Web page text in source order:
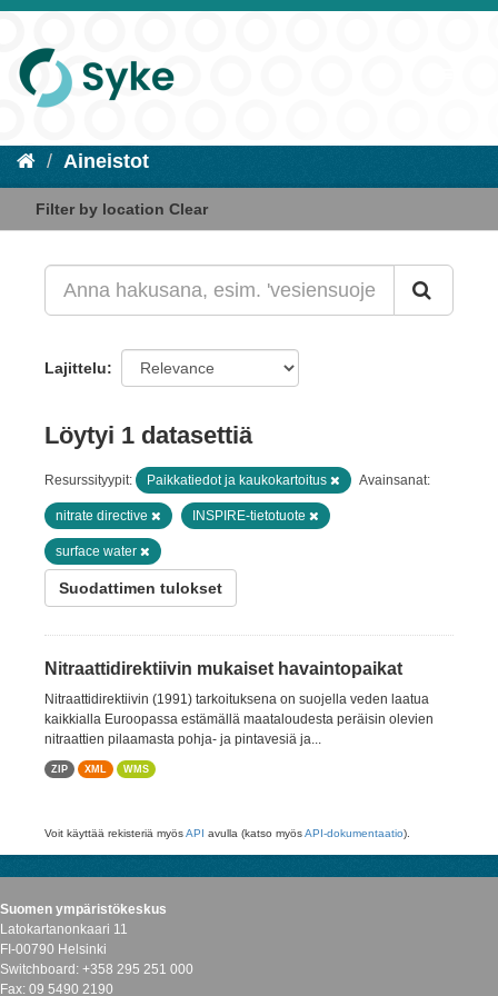
Aineistot
Filter by location Clear
Lajittelu
Löytyi 1 datasettiä
Resurssityypit: Paikkatiedot ja kaukokartoitus Avainsanat:
nitrate directive INSPIRE-tietotuote
surface water
Suodattimen tulokset
Nitraattidirektiivin mukaiset havaintopaikat
Nitraattidirektiivin (1991) tarkoituksena on suojella veden laatua
kaikkialla Euroopassa estämällä maataloudesta peräisin olevien
nitraattien pilaamasta pohja- ja pintavesiä ja...
ZIP XML WMS
Voit käyttää rekisteriä myösAPI avulla (katso myösAPI-dokumentaatio).
Suomen ympäristökeskus
Latokartanonkaari 11
FI-00790 Helsinki
Switchboard: +358 295 251 000
Fax: 09 5490 2190